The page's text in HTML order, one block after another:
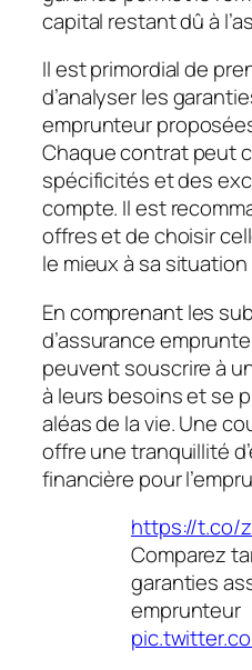
capital restant dû à
Il est primordial de
d’analyser les
emprunteur
Chaque contrat peut
spécificités et des
compte. Il est
offres et de choisir
le mieux à sa
En comprenant les
d’assurance
peuvent souscrire à
à leurs besoins et se
aléas de la vie. Une
offre une tranquillité
financière pour
https://t.co/
Comparez
garanties
emprunteur